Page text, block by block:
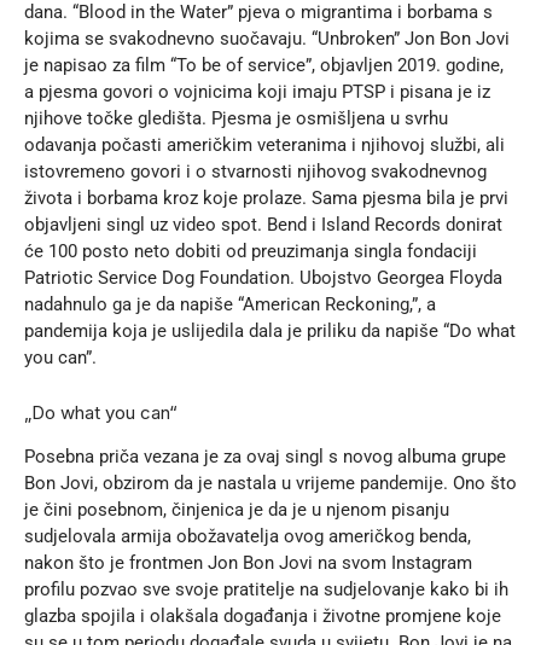
dana. “Blood in the Water” pjeva o migrantima i borbama s
kojima se svakodnevno suočavaju. “Unbroken” Jon Bon Jovi
je napisao za film “To be of service”, objavljen 2019. godine,
a pjesma govori o vojnicima koji imaju PTSP i pisana je iz
njihove točke gledišta. Pjesma je osmišljena u svrhu
odavanja počasti američkim veteranima i njihovoj službi, ali
istovremeno govori i o stvarnosti njihovog svakodnevnog
života i borbama kroz koje prolaze. Sama pjesma bila je prvi
objavljeni singl uz video spot. Bend i Island Records donirat
će 100 posto neto dobiti od preuzimanja singla fondaciji
Patriotic Service Dog Foundation. Ubojstvo Georgea Floyda
nadahnulo ga je da napiše “American Reckoning,”, a
pandemija koja je uslijedila dala je priliku da napiše “Do what
you can”.
„Do what you can“
Posebna priča vezana je za ovaj singl s novog albuma grupe
Bon Jovi, obzirom da je nastala u vrijeme pandemije. Ono što
je čini posebnom, činjenica je da je u njenom pisanju
sudjelovala armija obožavatelja ovog američkog benda,
nakon što je frontmen Jon Bon Jovi na svom Instagram
profilu pozvao sve svoje pratitelje na sudjelovanje kako bi ih
glazba spojila i olakšala događanja i životne promjene koje